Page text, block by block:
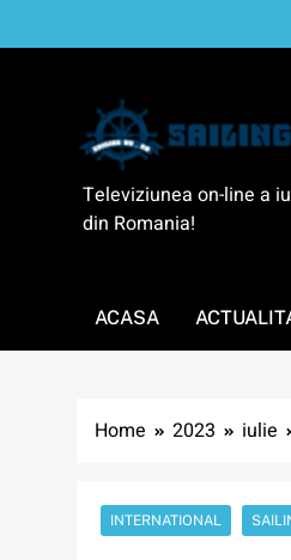
to
Televiziunea on-line a
din Romania!
ACASA
Home 2023 iulie
INTERNATIONAL